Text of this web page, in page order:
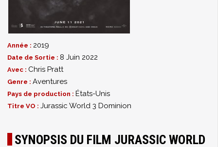
Année : 2019
Date de Sortie : 8 Juin 2022
Avec : Chris Pratt
Genre : Aventures
Pays de production : États-Unis
Titre VO : Jurassic World 3 Dominion
SYNOPSIS DU FILM JURASSIC WORLD